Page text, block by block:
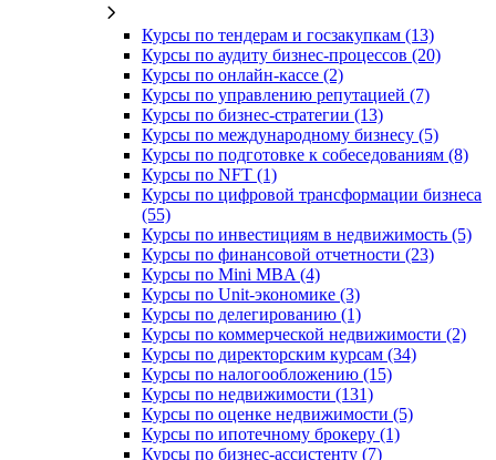
Курсы по тендерам и госзакупкам (13)
Курсы по аудиту бизнес-процессов (20)
Курсы по онлайн-кассе (2)
Курсы по управлению репутацией (7)
Курсы по бизнес-стратегии (13)
Курсы по международному бизнесу (5)
Курсы по подготовке к собеседованиям (8)
Курсы по NFT (1)
Курсы по цифровой трансформации бизнеса
(55)
Курсы по инвестициям в недвижимость (5)
Курсы по финансовой отчетности (23)
Курсы по Mini MBA (4)
Курсы по Unit-экономике (3)
Курсы по делегированию (1)
Курсы по коммерческой недвижимости (2)
Курсы по директорским курсам (34)
Курсы по налогообложению (15)
Курсы по недвижимости (131)
Курсы по оценке недвижимости (5)
Курсы по ипотечному брокеру (1)
Курсы по бизнес-ассистенту (7)